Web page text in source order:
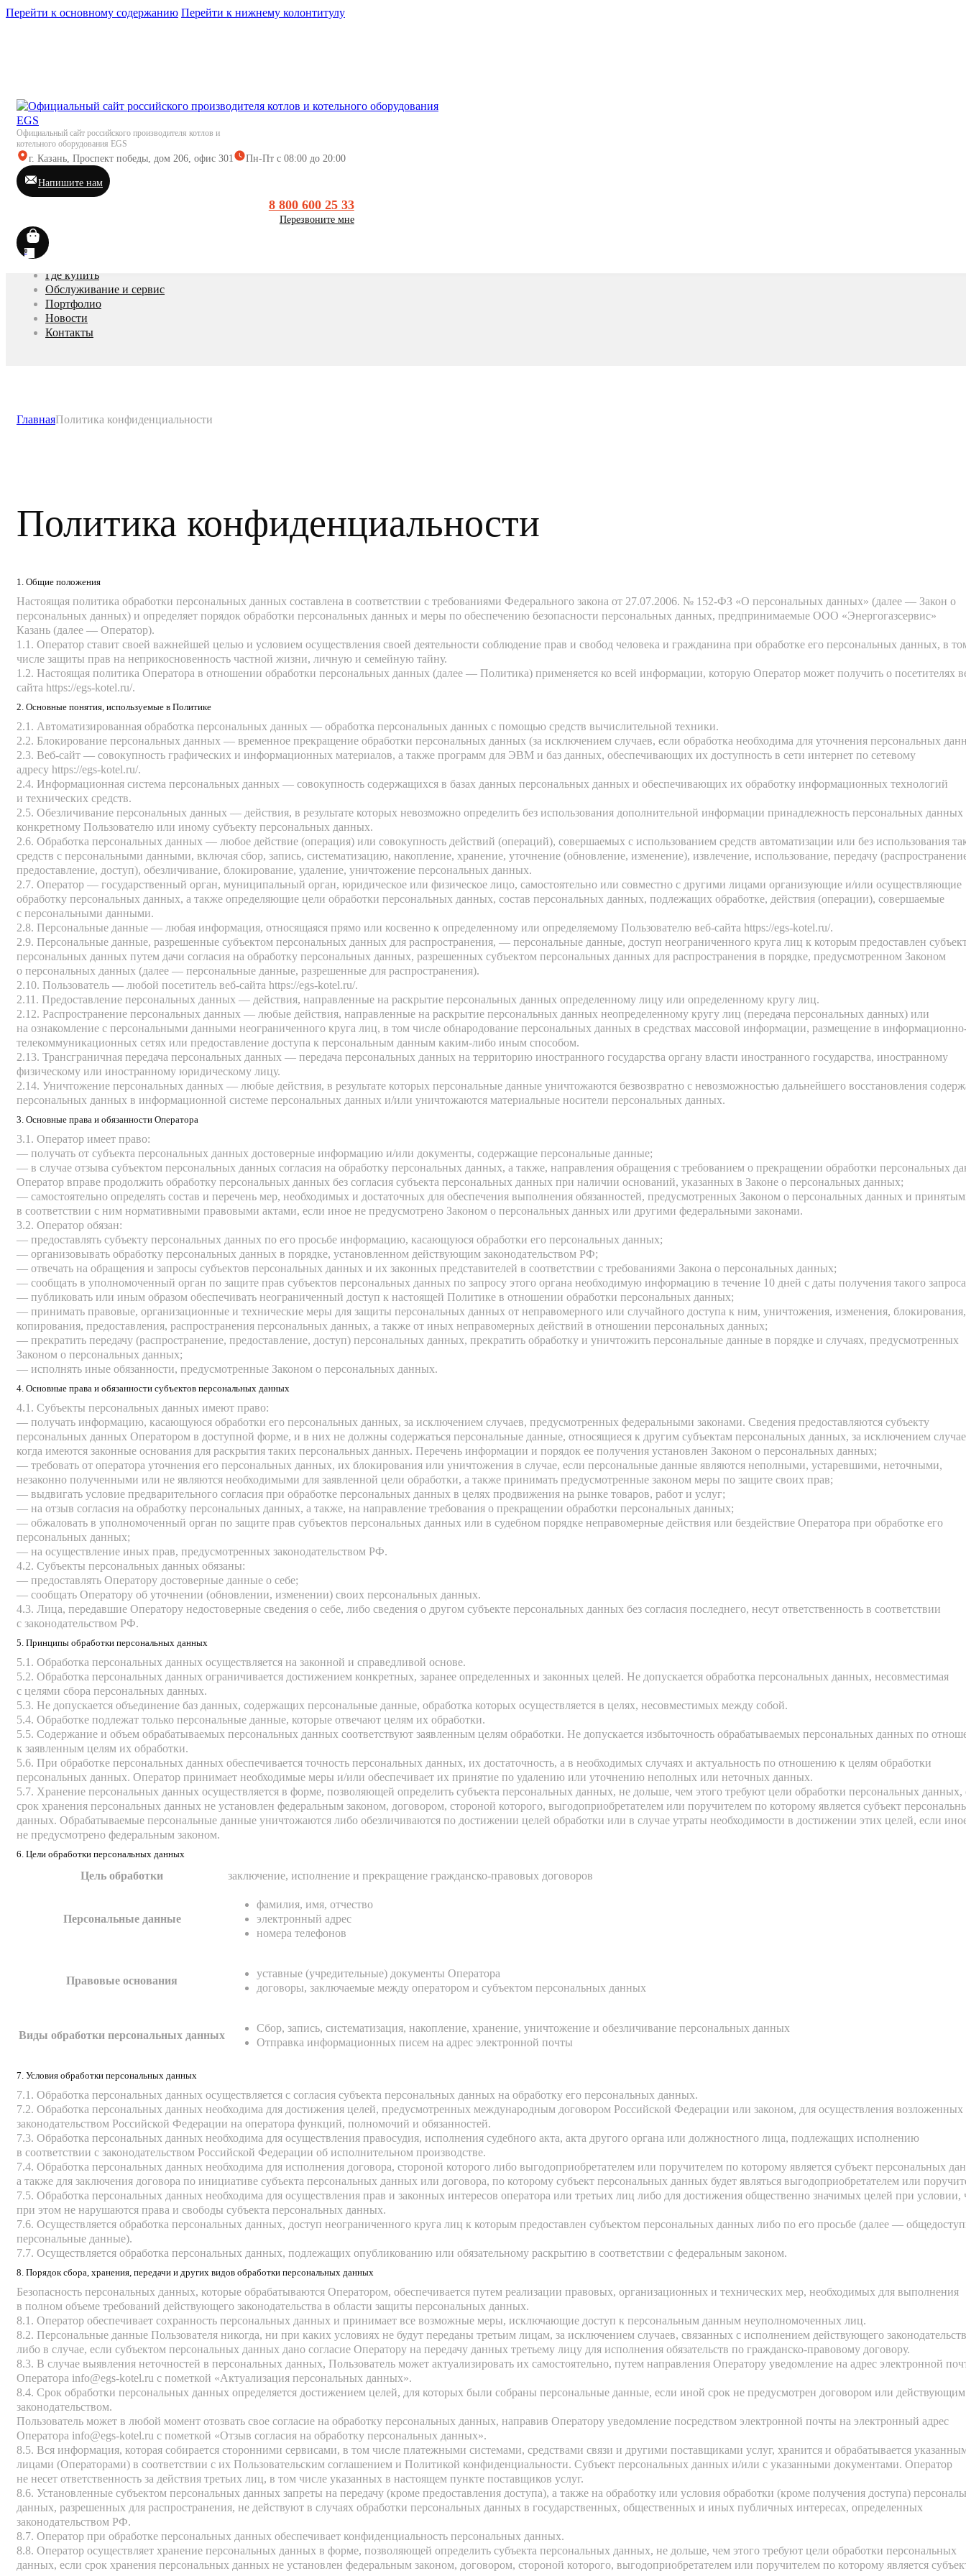
Перейти к основному содержанию Перейти к нижнему колонтитулу
Официальный сайт российского производителя котлов и
котельного оборудования EGS
г. Казань, Проспект победы, дом 206, офис 301 Пн-Пт с 08:00 до 20:00
Напишите нам
8 800 600 25 33
Перезвоните мне
0
Каталог
Подбор оборудования
Документация
О нас
О компании EGS
Где купить
Обслуживание и сервис
Портфолио
Новости
Контакты
ГлавнаяПолитика конфиденциальности
Политика конфиденциальности
1. Общие положения
Настоящая политика обработки персональных данных составлена в соответствии с требованиями Федерального закона от 27.07.2006. № 152-ФЗ «О персональных данных» (далее — Закон о
персональных данных) и определяет порядок обработки персональных данных и меры по обеспечению безопасности персональных данных, предпринимаемые ООО «Энергогазсервис»
Казань (далее — Оператор).
1.1. Оператор ставит своей важнейшей целью и условием осуществления своей деятельности соблюдение прав и свобод человека и гражданина при обработке его персональных данных, в
числе защиты прав на неприкосновенность частной жизни, личную и семейную тайну.
1.2. Настоящая политика Оператора в отношении обработки персональных данных (далее — Политика) применяется ко всей информации, которую Оператор может получить о посетителях
сайта https://egs-kotel.ru/.
2. Основные понятия, используемые в Политике
2.1. Автоматизированная обработка персональных данных — обработка персональных данных с помощью средств вычислительной техники.
2.2. Блокирование персональных данных — временное прекращение обработки персональных данных (за исключением случаев, если обработка необходима для уточнения персональных
2.3. Веб-сайт — совокупность графических и информационных материалов, а также программ для ЭВМ и баз данных, обеспечивающих их доступность в сети интернет по сетевому
адресу https://egs-kotel.ru/.
2.4. Информационная система персональных данных — совокупность содержащихся в базах данных персональных данных и обеспечивающих их обработку информационных технологий
и технических средств.
2.5. Обезличивание персональных данных — действия, в результате которых невозможно определить без использования дополнительной информации принадлежность персональных данных
конкретному Пользователю или иному субъекту персональных данных.
2.6. Обработка персональных данных — любое действие (операция) или совокупность действий (операций), совершаемых с использованием средств автоматизации или без использования
средств с персональными данными, включая сбор, запись, систематизацию, накопление, хранение, уточнение (обновление, изменение), извлечение, использование, передачу
предоставление, доступ), обезличивание, блокирование, удаление, уничтожение персональных данных.
2.7. Оператор — государственный орган, муниципальный орган, юридическое или физическое лицо, самостоятельно или совместно с другими лицами организующие и/или осуществляющие
обработку персональных данных, а также определяющие цели обработки персональных данных, состав персональных данных, подлежащих обработке, действия (операции), совершаемые
с персональными данными.
2.8. Персональные данные — любая информация, относящаяся прямо или косвенно к определенному или определяемому Пользователю веб-сайта https://egs-kotel.ru/.
2.9. Персональные данные, разрешенные субъектом персональных данных для распространения, — персональные данные, доступ неограниченного круга лиц к которым предоставлен
персональных данных путем дачи согласия на обработку персональных данных, разрешенных субъектом персональных данных для распространения в порядке, предусмотренном Законом
о персональных данных (далее — персональные данные, разрешенные для распространения).
2.10. Пользователь — любой посетитель веб-сайта https://egs-kotel.ru/.
2.11. Предоставление персональных данных — действия, направленные на раскрытие персональных данных определенному лицу или определенному кругу лиц.
2.12. Распространение персональных данных — любые действия, направленные на раскрытие персональных данных неопределенному кругу лиц (передача персональных данных) или
на ознакомление с персональными данными неограниченного круга лиц, в том числе обнародование персональных данных в средствах массовой информации, размещение в
телекоммуникационных сетях или предоставление доступа к персональным данным каким-либо иным способом.
2.13. Трансграничная передача персональных данных — передача персональных данных на территорию иностранного государства органу власти иностранного государства, иностранному
физическому или иностранному юридическому лицу.
2.14. Уничтожение персональных данных — любые действия, в результате которых персональные данные уничтожаются безвозвратно с невозможностью дальнейшего восстановления
персональных данных в информационной системе персональных данных и/или уничтожаются материальные носители персональных данных.
3. Основные права и обязанности Оператора
3.1. Оператор имеет право:
— получать от субъекта персональных данных достоверные информацию и/или документы, содержащие персональные данные;
— в случае отзыва субъектом персональных данных согласия на обработку персональных данных, а также, направления обращения с требованием о прекращении обработки персональных
Оператор вправе продолжить обработку персональных данных без согласия субъекта персональных данных при наличии оснований, указанных в Законе о персональных данных;
— самостоятельно определять состав и перечень мер, необходимых и достаточных для обеспечения выполнения обязанностей, предусмотренных Законом о персональных данных и
в соответствии с ним нормативными правовыми актами, если иное не предусмотрено Законом о персональных данных или другими федеральными законами.
3.2. Оператор обязан:
— предоставлять субъекту персональных данных по его просьбе информацию, касающуюся обработки его персональных данных;
— организовывать обработку персональных данных в порядке, установленном действующим законодательством РФ;
— отвечать на обращения и запросы субъектов персональных данных и их законных представителей в соответствии с требованиями Закона о персональных данных;
— сообщать в уполномоченный орган по защите прав субъектов персональных данных по запросу этого органа необходимую информацию в течение 10 дней с даты получения такого
— публиковать или иным образом обеспечивать неограниченный доступ к настоящей Политике в отношении обработки персональных данных;
— принимать правовые, организационные и технические меры для защиты персональных данных от неправомерного или случайного доступа к ним, уничтожения, изменения, блокирования,
копирования, предоставления, распространения персональных данных, а также от иных неправомерных действий в отношении персональных данных;
— прекратить передачу (распространение, предоставление, доступ) персональных данных, прекратить обработку и уничтожить персональные данные в порядке и случаях, предусмотренных
Законом о персональных данных;
— исполнять иные обязанности, предусмотренные Законом о персональных данных.
4. Основные права и обязанности субъектов персональных данных
4.1. Субъекты персональных данных имеют право:
— получать информацию, касающуюся обработки его персональных данных, за исключением случаев, предусмотренных федеральными законами. Сведения предоставляются субъекту
персональных данных Оператором в доступной форме, и в них не должны содержаться персональные данные, относящиеся к другим субъектам персональных данных, за исключением
когда имеются законные основания для раскрытия таких персональных данных. Перечень информации и порядок ее получения установлен Законом о персональных данных;
— требовать от оператора уточнения его персональных данных, их блокирования или уничтожения в случае, если персональные данные являются неполными, устаревшими, неточными,
незаконно полученными или не являются необходимыми для заявленной цели обработки, а также принимать предусмотренные законом меры по защите своих прав;
— выдвигать условие предварительного согласия при обработке персональных данных в целях продвижения на рынке товаров, работ и услуг;
— на отзыв согласия на обработку персональных данных, а также, на направление требования о прекращении обработки персональных данных;
— обжаловать в уполномоченный орган по защите прав субъектов персональных данных или в судебном порядке неправомерные действия или бездействие Оператора при обработке его
персональных данных;
— на осуществление иных прав, предусмотренных законодательством РФ.
4.2. Субъекты персональных данных обязаны:
— предоставлять Оператору достоверные данные о себе;
— сообщать Оператору об уточнении (обновлении, изменении) своих персональных данных.
4.3. Лица, передавшие Оператору недостоверные сведения о себе, либо сведения о другом субъекте персональных данных без согласия последнего, несут ответственность в соответствии
с законодательством РФ.
5. Принципы обработки персональных данных
5.1. Обработка персональных данных осуществляется на законной и справедливой основе.
5.2. Обработка персональных данных ограничивается достижением конкретных, заранее определенных и законных целей. Не допускается обработка персональных данных, несовместимая
с целями сбора персональных данных.
5.3. Не допускается объединение баз данных, содержащих персональные данные, обработка которых осуществляется в целях, несовместимых между собой.
5.4. Обработке подлежат только персональные данные, которые отвечают целям их обработки.
5.5. Содержание и объем обрабатываемых персональных данных соответствуют заявленным целям обработки. Не допускается избыточность обрабатываемых персональных данных по
к заявленным целям их обработки.
5.6. При обработке персональных данных обеспечивается точность персональных данных, их достаточность, а в необходимых случаях и актуальность по отношению к целям обработки
персональных данных. Оператор принимает необходимые меры и/или обеспечивает их принятие по удалению или уточнению неполных или неточных данных.
5.7. Хранение персональных данных осуществляется в форме, позволяющей определить субъекта персональных данных, не дольше, чем этого требуют цели обработки персональных данных,
срок хранения персональных данных не установлен федеральным законом, договором, стороной которого, выгодоприобретателем или поручителем по которому является субъект
данных. Обрабатываемые персональные данные уничтожаются либо обезличиваются по достижении целей обработки или в случае утраты необходимости в достижении этих целей, если
не предусмотрено федеральным законом.
6. Цели обработки персональных данных
Цель обработки заключение, исполнение и прекращение гражданско-правовых договоров
Персональные данные
фамилия, имя, отчество
электронный адрес
номера телефонов
Правовые основания
уставные (учредительные) документы Оператора
договоры, заключаемые между оператором и субъектом персональных данных
Виды обработки персональных данных
Сбор, запись, систематизация, накопление, хранение, уничтожение и обезличивание персональных данных
Отправка информационных писем на адрес электронной почты
7. Условия обработки персональных данных
7.1. Обработка персональных данных осуществляется с согласия субъекта персональных данных на обработку его персональных данных.
7.2. Обработка персональных данных необходима для достижения целей, предусмотренных международным договором Российской Федерации или законом, для осуществления возложенных
законодательством Российской Федерации на оператора функций, полномочий и обязанностей.
7.3. Обработка персональных данных необходима для осуществления правосудия, исполнения судебного акта, акта другого органа или должностного лица, подлежащих исполнению
в соответствии с законодательством Российской Федерации об исполнительном производстве.
7.4. Обработка персональных данных необходима для исполнения договора, стороной которого либо выгодоприобретателем или поручителем по которому является субъект персональных
а также для заключения договора по инициативе субъекта персональных данных или договора, по которому субъект персональных данных будет являться выгодоприобретателем или
7.5. Обработка персональных данных необходима для осуществления прав и законных интересов оператора или третьих лиц либо для достижения общественно значимых целей при условии,
при этом не нарушаются права и свободы субъекта персональных данных.
7.6. Осуществляется обработка персональных данных, доступ неограниченного круга лиц к которым предоставлен субъектом персональных данных либо по его просьбе (далее —
персональные данные).
7.7. Осуществляется обработка персональных данных, подлежащих опубликованию или обязательному раскрытию в соответствии с федеральным законом.
8. Порядок сбора, хранения, передачи и других видов обработки персональных данных
Безопасность персональных данных, которые обрабатываются Оператором, обеспечивается путем реализации правовых, организационных и технических мер, необходимых для выполнения
в полном объеме требований действующего законодательства в области защиты персональных данных.
8.1. Оператор обеспечивает сохранность персональных данных и принимает все возможные меры, исключающие доступ к персональным данным неуполномоченных лиц.
8.2. Персональные данные Пользователя никогда, ни при каких условиях не будут переданы третьим лицам, за исключением случаев, связанных с исполнением действующего
либо в случае, если субъектом персональных данных дано согласие Оператору на передачу данных третьему лицу для исполнения обязательств по гражданско-правовому договору.
8.3. В случае выявления неточностей в персональных данных, Пользователь может актуализировать их самостоятельно, путем направления Оператору уведомление на адрес электронной
Оператора info@egs-kotel.ru с пометкой «Актуализация персональных данных».
8.4. Срок обработки персональных данных определяется достижением целей, для которых были собраны персональные данные, если иной срок не предусмотрен договором или действующим
законодательством.
Пользователь может в любой момент отозвать свое согласие на обработку персональных данных, направив Оператору уведомление посредством электронной почты на электронный адрес
Оператора info@egs-kotel.ru с пометкой «Отзыв согласия на обработку персональных данных».
8.5. Вся информация, которая собирается сторонними сервисами, в том числе платежными системами, средствами связи и другими поставщиками услуг, хранится и обрабатывается
лицами (Операторами) в соответствии с их Пользовательским соглашением и Политикой конфиденциальности. Субъект персональных данных и/или с указанными документами. Оператор
не несет ответственность за действия третьих лиц, в том числе указанных в настоящем пункте поставщиков услуг.
8.6. Установленные субъектом персональных данных запреты на передачу (кроме предоставления доступа), а также на обработку или условия обработки (кроме получения доступа)
данных, разрешенных для распространения, не действуют в случаях обработки персональных данных в государственных, общественных и иных публичных интересах, определенных
законодательством РФ.
8.7. Оператор при обработке персональных данных обеспечивает конфиденциальность персональных данных.
8.8. Оператор осуществляет хранение персональных данных в форме, позволяющей определить субъекта персональных данных, не дольше, чем этого требуют цели обработки персональных
данных, если срок хранения персональных данных не установлен федеральным законом, договором, стороной которого, выгодоприобретателем или поручителем по которому является